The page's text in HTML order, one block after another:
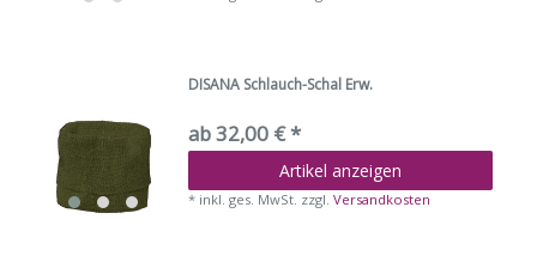
DISANA Schlauch-Schal Erw.
ab 32,00 € *
Artikel anzeigen
* inkl. ges. MwSt. zzgl.Versandkosten